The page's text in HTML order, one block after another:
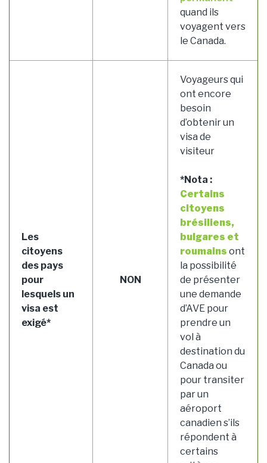
quand ils
voyagent vers
le Canada.
Les
citoyens
des pays
pour
lesquels un
visa est
exigé*
NON
Voyageurs qui
ont encore
besoin
d’obtenir un
visa de
visiteur
*Nota :
Certains
citoyens
brésiliens,
bulgares et
roumains ont
la possibilité
de présenter
une demande
d’AVE pour
prendre un
vol à
destination du
Canada ou
pour transiter
par un
aéroport
canadien s’ils
répondent à
certains